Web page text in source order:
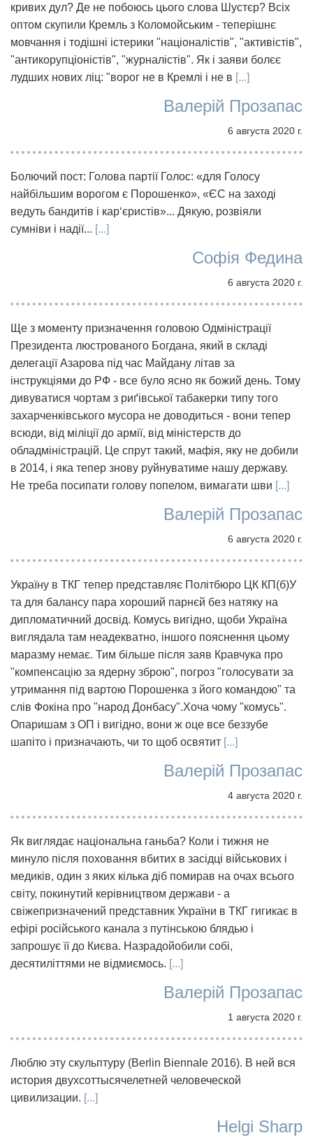
кривих дул? Де не побоюсь цього слова Шустєр? Всіх
оптом скупили Кремль з Коломойським - теперішнє
мовчання і тодішні істерики "націоналістів", "активістів",
"антикорупціоністів", "журналістів". Як і заяви болєє
лудших нових ліц: "ворог не в Кремлі і не в [...]
Валерій Прозапас
6 августа 2020 г.
Болючий пост: Голова партії Голос: «для Голосу
найбільшим ворогом є Порошенко», «ЄС на заході
ведуть бандитів і кар‘єристів»... Дякую, розвіяли
сумніви і надії... [...]
Софія Федина
6 августа 2020 г.
Ще з моменту призначення головою Одміністрації
Президента люстрованого Богдана, який в складі
делегації Азарова під час Майдану літав за
інструкціями до РФ - все було ясно як божий день. Тому
дивуватися чортам з риґівської табакерки типу того
захарченківського мусора не доводиться - вони тепер
всюди, від міліції до армії, від міністерств до
обладміністрацій. Це спрут такий, мафія, яку не добили
в 2014, і яка тепер знову руйнуватиме нашу державу.
Не треба посипати голову попелом, вимагати шви [...]
Валерій Прозапас
6 августа 2020 г.
Україну в ТКГ тепер представляє Політбюро ЦК КП(б)У
та для балансу пара хороший парнєй без натяку на
дипломатичний досвід. Комусь вигідно, щоби Україна
виглядала там неадекватно, іншого пояснення цьому
маразму немає. Тим більше після заяв Кравчука про
"компенсацію за ядерну зброю", погроз "голосувати за
утримання під вартою Порошенка з його командою" та
слів Фокіна про "народ Донбасу".Хоча чому "комусь".
Опаришам з ОП і вигідно, вони ж оце все беззубе
шапіто і призначають, чи то щоб освятит [...]
Валерій Прозапас
4 августа 2020 г.
Як виглядає національна ганьба? Коли і тижня не
минуло після поховання вбитих в засідці військових і
медиків, один з яких кілька діб помирав на очах всього
світу, покинутий керівництвом держави - а
свіжепризначений представник України в ТКГ гигикає в
ефірі російського канала з путінською блядью і
запрошує її до Києва. Назрадойобили собі,
десятиліттями не відмиємось. [...]
Валерій Прозапас
1 августа 2020 г.
Люблю эту скульптуру (Berlin Biennale 2016). В ней вся
история двухсоттысячелетней человеческой
цивилизации. [...]
Helgi Sharp